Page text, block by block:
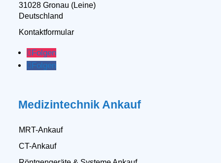
31028 Gronau (Leine)
Deutschland
Kontaktformular
Folgen
Folgen
Medizintechnik Ankauf
MRT-Ankauf
CT-Ankauf